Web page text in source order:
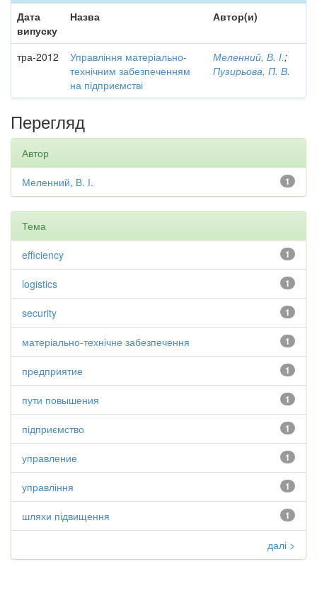
Дата
випуску
Назва Автор(и)
тра-2012
Управління матеріально-
технічним забезпеченням
на підприємстві
Меленний, В. І.;
Пузирьова, П. В.
Перегляд
Автор
1
Меленний, В. І.
Тема
1
efficiency
1
logistics
1
security
1
матеріально-технічне забезпечення
1
предприятие
1
пути повышения
1
підприємство
1
управление
1
управління
1
шляхи підвищення
далі >